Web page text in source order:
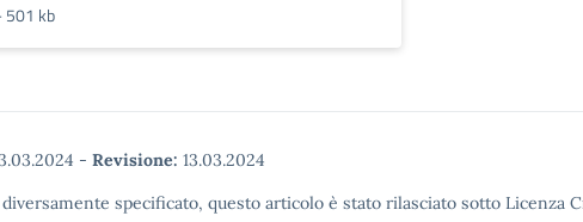
501 kb
- Revisione: 13.03.2024
specificato, questo articolo è stato rilasciato sotto Licenza